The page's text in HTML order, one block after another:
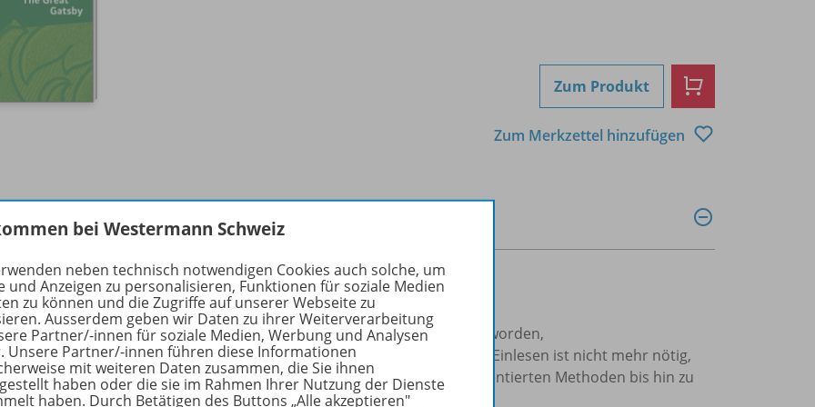
Zum Produkt
Zum Merkzettel hinzufügen
, die Ihnen wirklich Arbeit abnehmen,
aus der Unterrichtspraxis herausentwickelt und dort auch erprobt worden,
einenklaren Leitfadenfür die Behandlung fiktionaler Texte, langes Einlesen ist nicht mehr nötig,
einenmethodenreichen Unterricht, von stark handlungsorientierten Methoden bis hin zu
traditionellen Verfahren der Texterschließung und -bearbeitung,
bei Westermann Schweiz
neben technisch notwendigen Cookies auch solche, um
und Anzeigen zu personalisieren, Funktionen für soziale Medien
zu können und die Zugriffe auf unserer Webseite zu
Ausserdem geben wir Daten zu ihrer Weiterverarbeitung
Partner/-innen für soziale Medien, Werbung und Analysen
Unsere Partner/-innen führen diese Informationen
mit weiteren Daten zusammen, die Sie ihnen
haben oder die sie im Rahmen Ihrer Nutzung der Dienste
haben. Durch Betätigen des Buttons „Alle akzeptieren"